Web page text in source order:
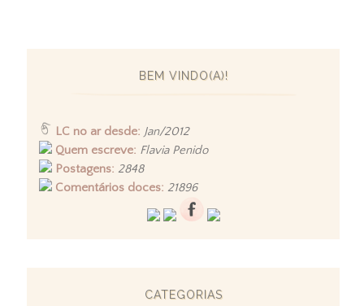
BEM VINDO(A)!
LC no ar desde: Jan/2012
Quem escreve: Flavia Penido
Postagens: 2848
Comentários doces: 21896
CATEGORIAS